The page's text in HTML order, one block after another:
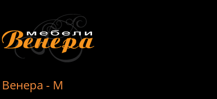
Венера - М